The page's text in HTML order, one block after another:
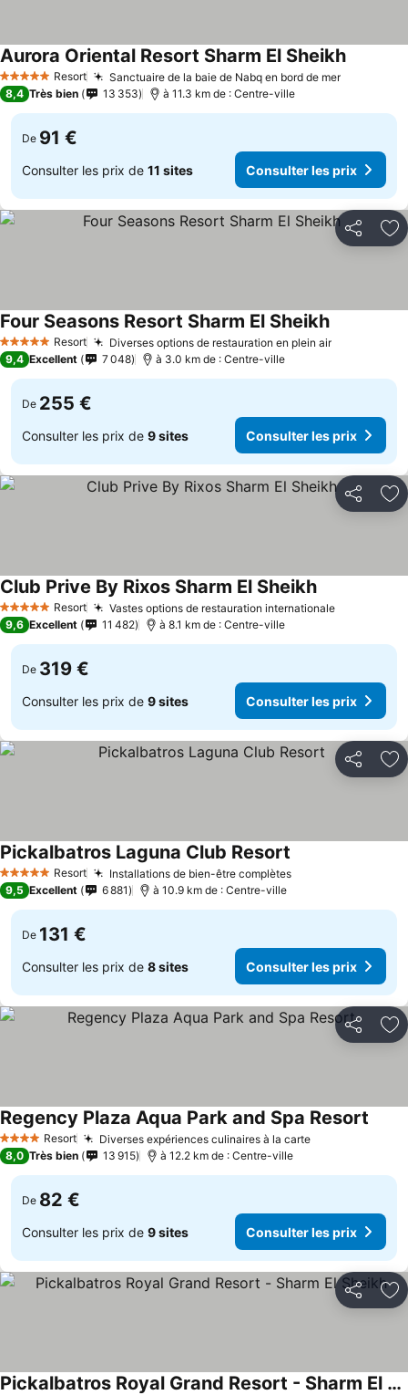
5 Étoiles Resort Sanctuaire de la baie de Nabq en bord de mer
Aurora Oriental Resort Sharm El Sheikh
8,4 Très bien 13 353 à 11.3 km de : Centre-ville
De 91 €
Consulter les prix de 11 sites Consulter les prix
Partager
5 Étoiles Resort Diverses options de restauration en plein air
Four Seasons Resort Sharm El Sheikh
9,4 Excellent 7 048 à 3.0 km de : Centre-ville
De 255 €
Consulter les prix de 9 sites Consulter les prix
Partager
5 Étoiles Resort Vastes options de restauration internationale
Club Prive By Rixos Sharm El Sheikh
9,6 Excellent 11 482 à 8.1 km de : Centre-ville
De 319 €
Consulter les prix de 9 sites Consulter les prix
Partager
5 Étoiles Resort Installations de bien-être complètes
Pickalbatros Laguna Club Resort
9,5 Excellent 6 881 à 10.9 km de : Centre-ville
De 131 €
Consulter les prix de 8 sites Consulter les prix
Partager
4 Étoiles Resort Diverses expériences culinaires à la carte
Regency Plaza Aqua Park and Spa Resort
8,0 Très bien 13 915 à 12.2 km de : Centre-ville
De 82 €
Consulter les prix de 9 sites Consulter les prix
Partager
Pickalbatros Royal Grand Resort - Sharm El Sheikh